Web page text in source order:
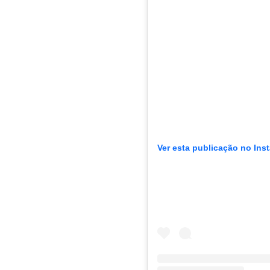
Ver esta publicação no